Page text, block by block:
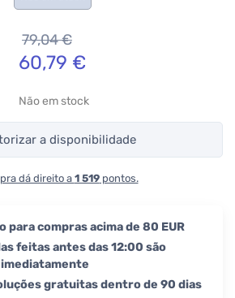
79,04€
60,79 €
Não em stock
a disponibilidade
dá direito a 1 519pontos.
para compras acima de 80 EUR
feitas antes das 12:00 são
gratuitas dentro de 90 dias